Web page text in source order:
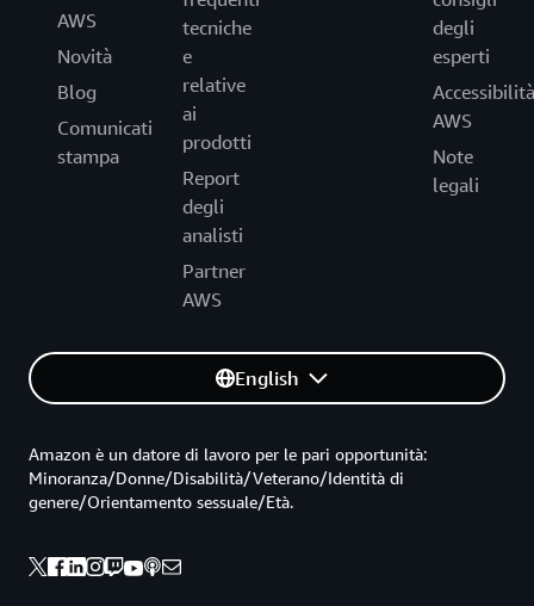
AWS
Novità
Blog
Comunicati
stampa
tecniche
e
relative
ai
prodotti
Report
degli
analisti
Partner
AWS
degli
esperti
Accessibilità
AWS
Note
legali
English
Amazon è un datore di lavoro per le pari opportunità:
Minoranza/Donne/Disabilità/Veterano/Identità di
genere/Orientamento sessuale/Età.